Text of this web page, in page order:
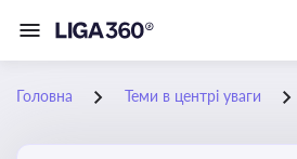
Головна Теми в центрі уваги